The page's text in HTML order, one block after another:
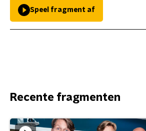
Speel fragment af
Recente fragmenten